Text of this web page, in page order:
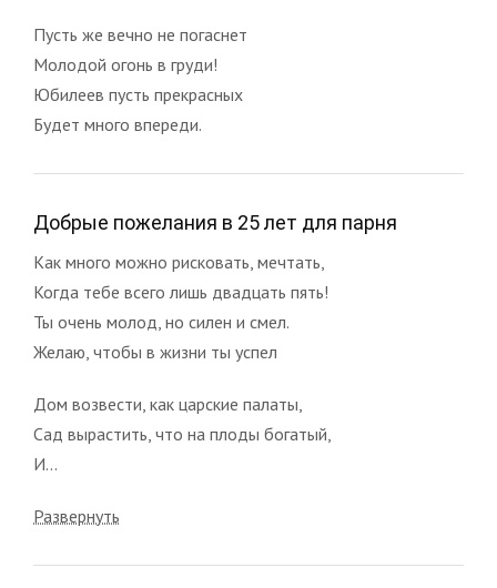
Пусть же вечно не погаснет
Молодой огонь в груди!
Юбилеев пусть прекрасных
Будет много впереди.
Добрые пожелания в 25 лет для парня
Как много можно рисковать, мечтать,
Когда тебе всего лишь двадцать пять!
Ты очень молод, но силен и смел.
Желаю, чтобы в жизни ты успел
Дом возвести, как царские палаты,
Сад вырастить, что на плоды богатый,
И...
Развернуть